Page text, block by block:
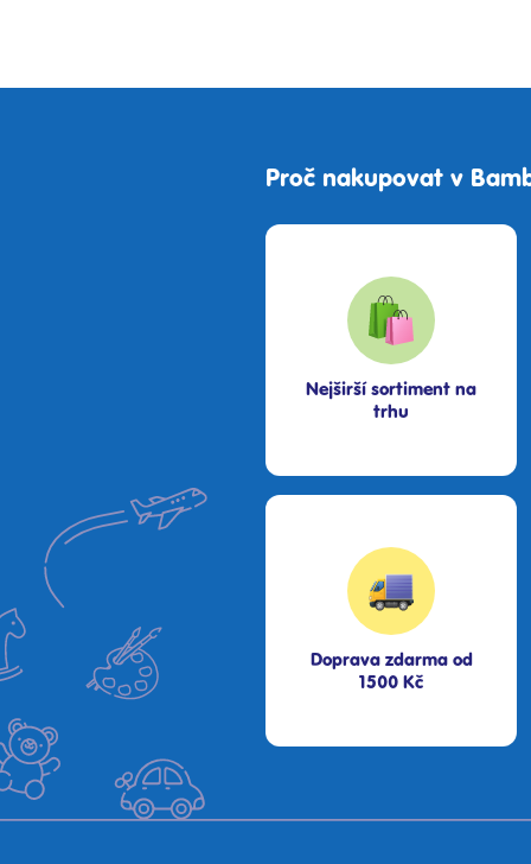
Proč nakupovat v
Nejširší sortiment na
trhu
Doprava zdarma od
1500 Kč